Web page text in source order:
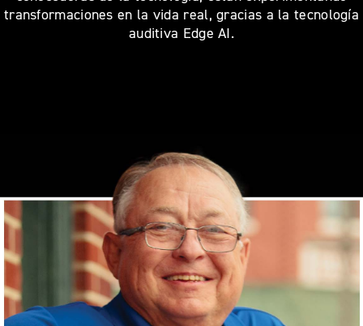
transformaciones en la vida real, gracias a la tecnología
auditiva Edge AI.